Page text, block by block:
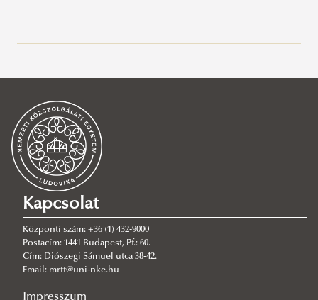
Terrorizmus a számok tükrében
Idegen és visszatérő harcosok - Európai ajánlások
gyűjteménye
Idegenrendészet és válságkezelés
Rendészeti mélységi ellenőrzés
Absztraktkötet
Verziók - Tanulmányok a 60 éves dr. Anti Csaba László
rendőr alezredes tiszteletére.
Szemelvények a XXI. századi terrorizmus kihívásaiból
Kapcsolat
Központi szám: +36 (1) 432-9000
Postacím: 1441 Budapest, Pf.: 60.
Cím: Diószegi Sámuel utca 38-42.
Email: mrtt@uni-nke.hu
Impresszum